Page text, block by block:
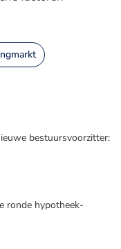
bestuursvoorzitter:
ronde hypotheek-